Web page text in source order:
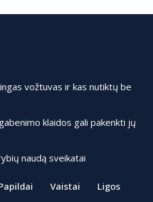
vožtuvas ir kas nutiktų be
klaidos gali pakenkti jų
naudą sveikatai
Vaistai Ligos